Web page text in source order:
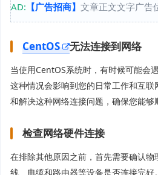
AD: 【广告招商】 文章正文文字广告
CentOS 无法连接到网络
当使用CentOS系统时，有时候可能会
这种情况会影响到您的日常工作和互
和解决这种网络连接问题，确保您能够
检查网络硬件连接
在排除其他原因之前，首先需要确认
线、电缆和路由器等设备是否连接完